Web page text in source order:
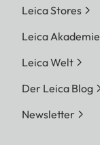
Leica Stores
Leica Akademie
Leica Welt
Der Leica Blog
Newsletter